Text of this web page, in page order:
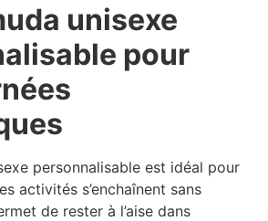
unisexe
pour
personnalisable est idéal pour
activités s’enchaînent sans
de rester à l’aise dans